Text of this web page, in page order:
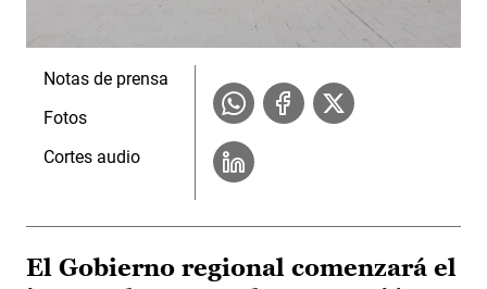
Notas de prensa
Fotos
Cortes audio
El Gobierno regional comenzará el